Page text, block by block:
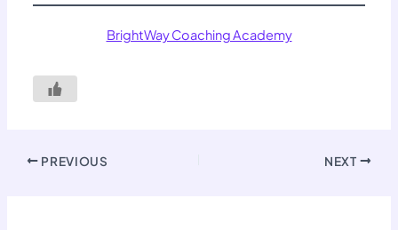
BrightWay Coaching Academy
PREVIOUS NEXT